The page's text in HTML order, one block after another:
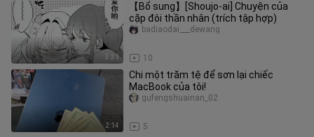
3:31
【Bổ sung】[Shoujo-ai] Chuyện của
cặp đôi thần nhân (trích tập hợp)
10
badiaodai___dewang
2:14
Chi một trăm tệ để sơn lại chiếc
MacBook của tôi!
5
gufengshuainan_02